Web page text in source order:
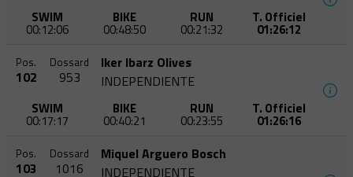
SWIM
00:12:06
BIKE
00:48:50
RUN
00:21:32
T. Officiel
01:26:12
Pos.
102
Dossard
953
Iker Ibarz Olives
INDEPENDIENTE
SWIM
00:17:17
BIKE
00:40:21
RUN
00:23:55
T. Officiel
01:26:16
Pos.
103
Dossard
1016
Miquel Arguero Bosch
INDEPENDIENTE